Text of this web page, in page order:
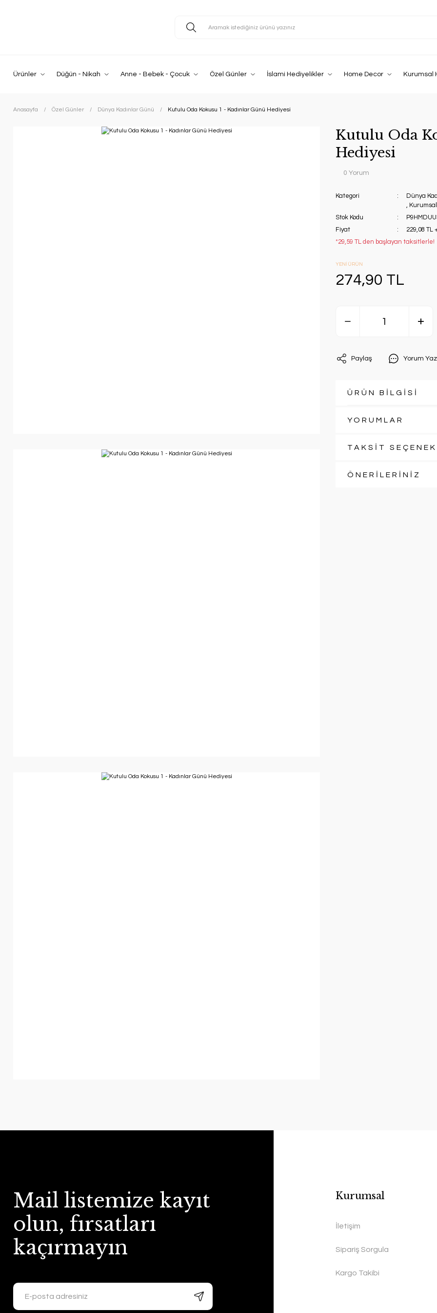
Ürünler Düğün - Nikah Anne - Bebek - Çocuk Özel Günler İslami Hediyelikler Home Decor Kurumsal
Anasayfa Özel Günler Dünya Kadınlar Günü Kutulu Oda Kokusu 1 - Kadınlar Günü Hediyesi
Kutulu Oda
Hediyesi
0 Yorum
Kategori
Dünya
,
Stok Kodu
Fiyat
229,08 TL
*29,59 TL den başlayan taksitlerle!
YENİ ÜRÜN
274,90 TL
Paylaş Yorum Yaz
ÜRÜN BİLGİSİ
YORUMLAR
TAKSİT
ÖNERİLERİNİZ
Mail listemize kayıt
olun, fırsatları
kaçırmayın
Kurumsal
İletişim
Sipariş Sorgula
Kargo Takibi